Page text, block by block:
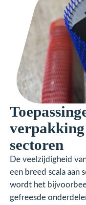
sectoren
De veelzijdigheid
een breed scala aan
wordt het
gefreesde